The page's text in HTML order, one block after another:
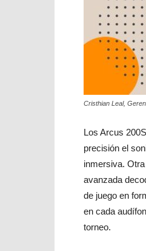
Cristhian Leal,
Los Arcus
precisión el
inmersiva.
avanzada
de juego en
en cada
torneo.